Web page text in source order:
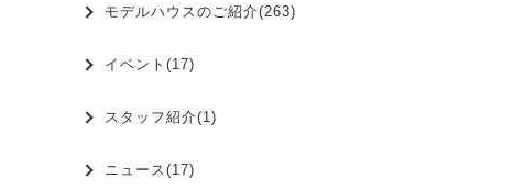
モデルハウスのご紹介(263)
イベント(17)
スタッフ紹介(1)
ニュース(17)